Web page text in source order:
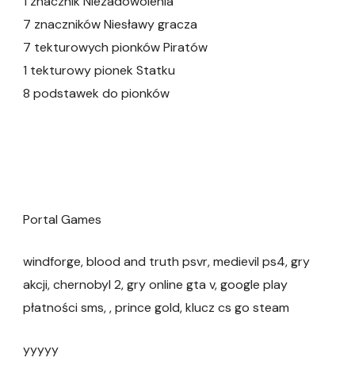
7 znaczników Niesławy gracza
7 tekturowych pionków Piratów
1 tekturowy pionek Statku
8 podstawek do pionków
Portal Games
windforge, blood and truth psvr, medievil ps4, gry
akcji, chernobyl 2, gry online gta v, google play
płatności sms, , prince gold, klucz cs go steam
yyyyy